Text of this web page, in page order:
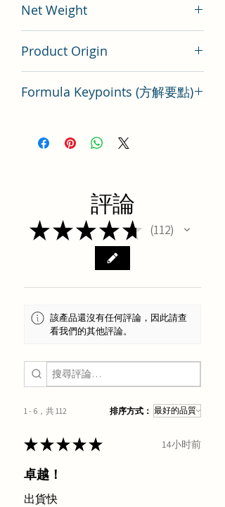
Net Weight
Product Origin
Formula Keypoints (方解要點)
評論
★★★★★ 112
112
該產品還沒有任何評論，因此請查
看我們的其他評論。
1 - 6，共 112 排序方式：
★★★★★ 14小时前
卓越！
出貨快